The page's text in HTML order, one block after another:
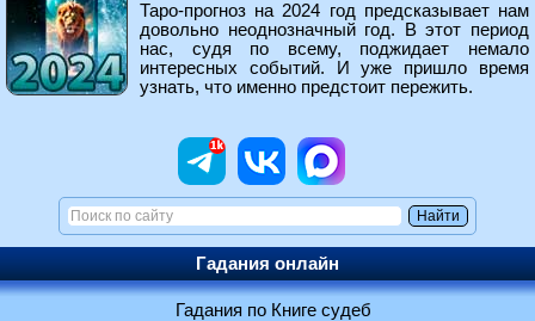
Таро-прогноз на 2024 год предсказывает нам
довольно неоднозначный год. В этот период
нас, судя по всему, поджидает немало
интересных событий. И уже пришло время
узнать, что именно предстоит пережить.
Гадания онлайн
Гадания по Книге судеб